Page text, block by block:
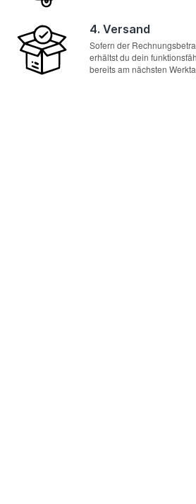
4. Versand
Sofern der
erhältst du dein
bereits am nächsten